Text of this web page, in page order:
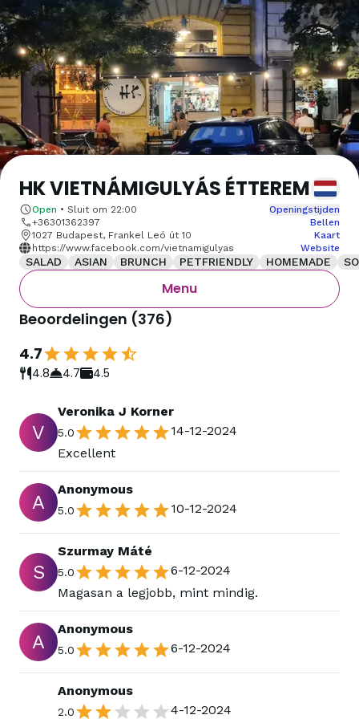
HK VIETNÁMIGULYÁS ÉTTEREM
Open • Sluit om 22:00
Openingstijden
+36301362397
Bellen
1027 Budapest, Frankel Leó út 10
Kaart
https://www.facebook.com/vietnamigulyas
Website
SALAD ASIAN BRUNCH PETFRIENDLY HOMEMADE
Menu
Beoordelingen (376)
4.7
4.8 4.7 4.5
V
Veronika J Korner
5.0
14-12-2024
Excellent
A
Anonymous
5.0 10-12-2024
S
Szurmay Máté
5.0
6-12-2024
Magasan a legjobb, mint mindig.
A
Anonymous
5.0 6-12-2024
Anonymous
2.0 4-12-2024